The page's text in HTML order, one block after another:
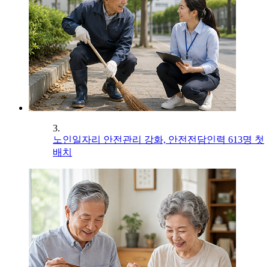
3.
노인일자리 안전관리 강화, 안전전담인력 613명 첫
배치